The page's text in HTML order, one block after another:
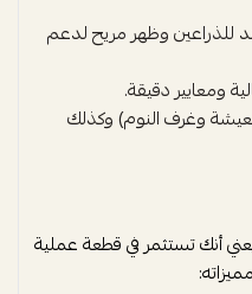
وظهر مريح لدعم
ومعايير دقيقة.
وغرف النوم) وكذلك
أنك تستثمر في قطعة عملية